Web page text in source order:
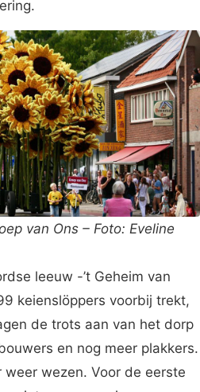
van Ons – Foto: Eveline
leeuw -’t Geheim van
keienslöppers voorbij trekt,
de trots aan van het dorp
en nog meer plakkers.
wezen. Voor de eerste